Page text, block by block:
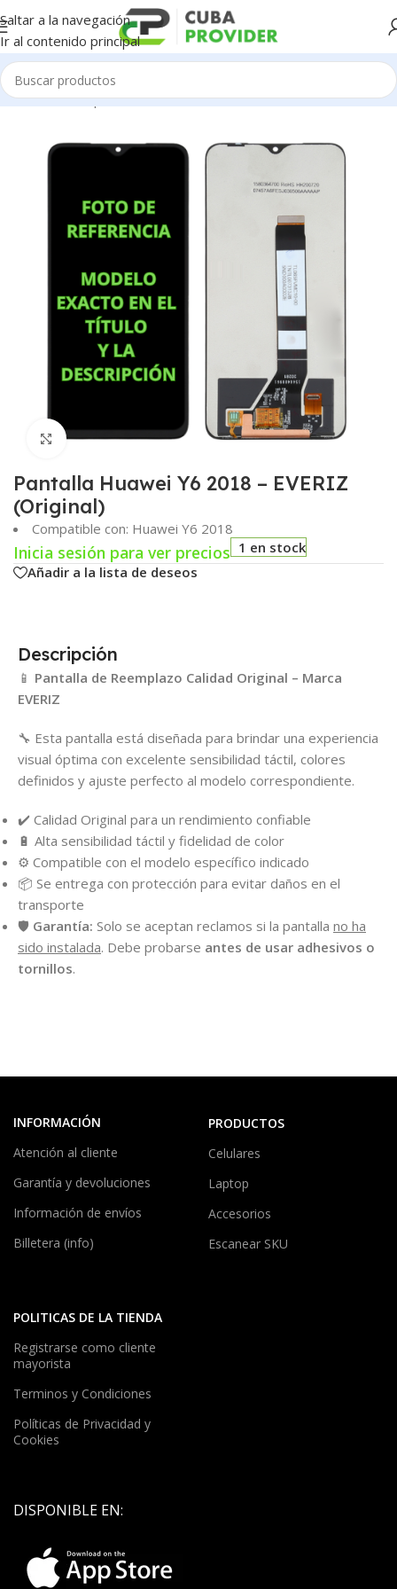
Saltar a la navegación
Ir al contenido principal
Inicio/Piezas para Celulares/Huawei/Pantallas
Click para agrandar
Pantalla Huawei Y6 2018 – EVERIZ
(Original)
Compatible con: Huawei Y6 2018
Inicia sesión para ver precios 1 en stock
Añadir a la lista de deseos
Descripción
📱 Pantalla de Reemplazo Calidad Original – Marca
EVERIZ
🔧 Esta pantalla está diseñada para brindar una experiencia
visual óptima con excelente sensibilidad táctil, colores
definidos y ajuste perfecto al modelo correspondiente.
✔️ Calidad Original para un rendimiento confiable
🔋 Alta sensibilidad táctil y fidelidad de color
⚙️ Compatible con el modelo específico indicado
📦 Se entrega con protección para evitar daños en el
transporte
🛡️ Garantía: Solo se aceptan reclamos si la pantalla no ha
sido instalada. Debe probarse antes de usar adhesivos o
tornillos.
INFORMACIÓN
Atención al cliente
Garantía y devoluciones
Información de envíos
Billetera (info)
PRODUCTOS
Celulares
Laptop
Accesorios
Escanear SKU
POLITICAS DE LA TIENDA
Registrarse como cliente
mayorista
Terminos y Condiciones
Políticas de Privacidad y
Cookies
DISPONIBLE EN: